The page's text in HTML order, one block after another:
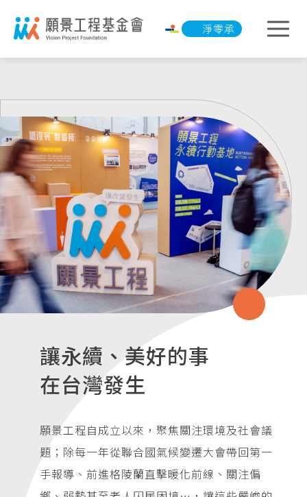
淨零承諾行動 淨零承諾
讓永續、美好的事
在台灣發生
願景工程自成立以來，聚焦關注環境及社會議
題；除每一年從聯合國氣候變遷大會帶回第一
手報導、前進格陵蘭直擊暖化前線、關注偏